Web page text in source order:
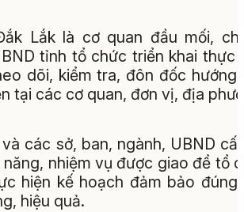
Lắk là cơ quan đầu mối,
tỉnh tổ chức triển khai thực
dõi, kiểm tra, đôn đốc hướng
tại các cơ quan, đơn vị, địa
và các sở, ban, ngành, UBND
nhiệm vụ được giao để tổ
hiện kế hoạch đảm bảo đúng
hiệu quả.